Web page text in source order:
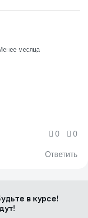
месяца
Ответить
0 0
в курсе!